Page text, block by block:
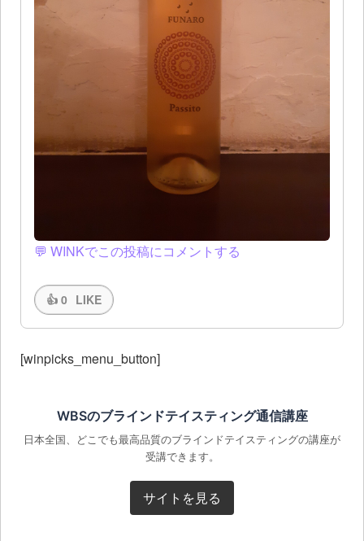
💬 WINKでこの投稿にコメントする
👍 0 LIKE
[winpicks_menu_button]
WBSのブラインドテイスティング通信講座
日本全国、どこでも最高品質のブラインドテイスティングの講座が
受講できます。
サイトを見る